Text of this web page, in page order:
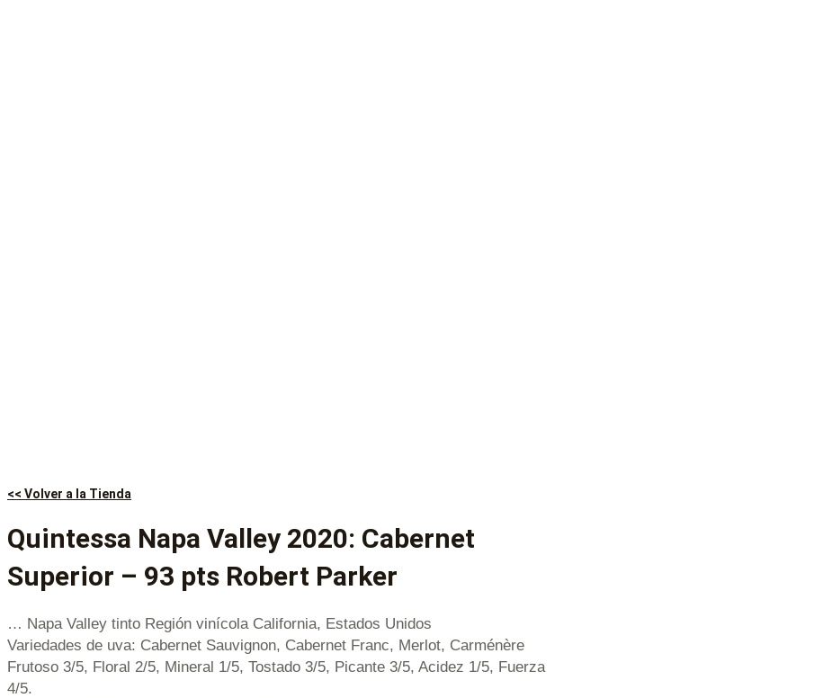
<< Volver a la Tienda
Quintessa Napa Valley 2020: Cabernet
Superior – 93 pts Robert Parker
… Napa Valley tinto Región vinícola California, Estados Unidos
Variedades de uva: Cabernet Sauvignon, Cabernet Franc, Merlot, Carménère
Frutoso 3/5, Floral 2/5, Mineral 1/5, Tostado 3/5, Picante 3/5, Acidez 1/5, Fuerza
4/5.